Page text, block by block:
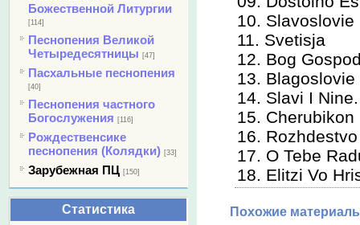
Божественной Литургии
[114]
Песнопения Великой
Четыредесятницы [47]
Пасхальные песнопения
[40]
Песнопения частного
Богослужения [116]
Рождественсике
песнопения (Колядки) [33]
Зарубежная ПЦ [150]
Статистика
10.
11. Svetisja
12. Bog
13.
14. Slavi I
15.
16.
17. O Tebe
18. Elitzi Vo
Похожие